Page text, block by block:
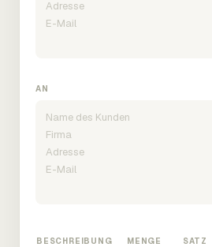
AN
BESCHREIBUNG MENGE SATZ